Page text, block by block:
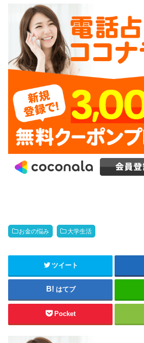
お金の悩み 大学生活
ツイート
はてブ
Pocket